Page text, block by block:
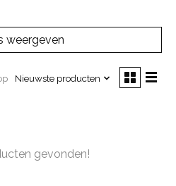
weergeven
Nieuwste producten
gevonden!